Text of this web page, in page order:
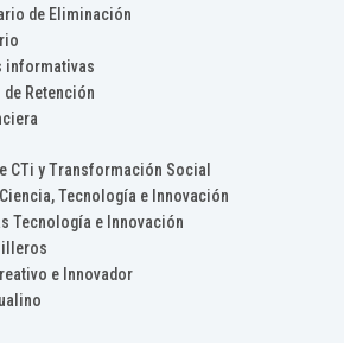
de Eliminación
informativas
de Retención
CTi y Transformación Social
Tecnología e Innovación
Tecnología e Innovación
e Innovador